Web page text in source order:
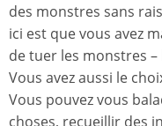
des monstres sans
ici est que vous avez
de tuer les monstres –
Vous avez aussi le
Vous pouvez vous
choses, recueillir des